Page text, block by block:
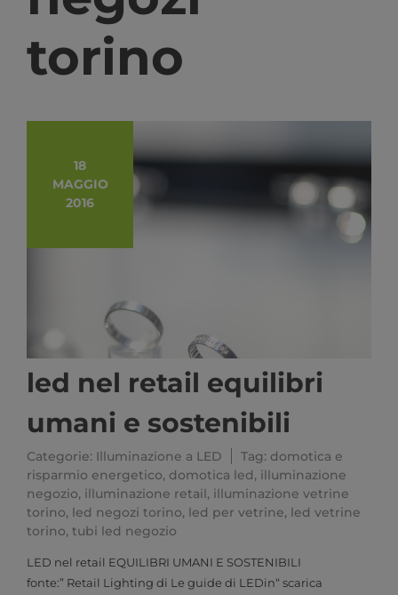
torino
18
MAGGIO
2016
led nel retail equilibri
umani e sostenibili
Categorie: Illuminazione a LED Tag: domotica e
risparmio energetico, domotica led, illuminazione
negozio, illuminazione retail, illuminazione vetrine
torino, led negozi torino, led per vetrine, led vetrine
torino, tubi led negozio
LED nel retail EQUILIBRI UMANI E SOSTENIBILI
fonte:” Retail Lighting di Le guide di LEDin“ scarica